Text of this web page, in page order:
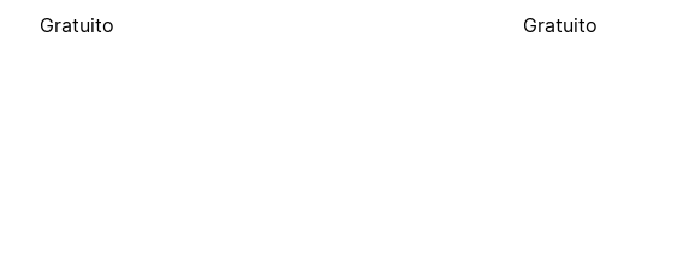
Gratuito Gratuito